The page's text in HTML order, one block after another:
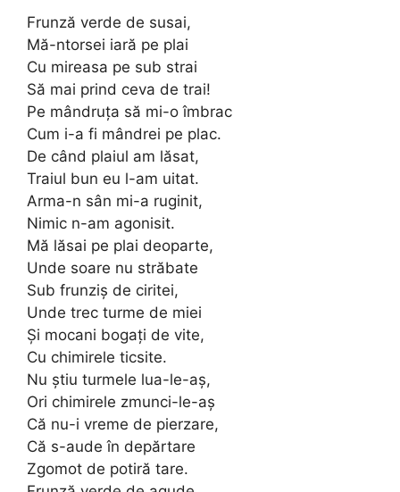
Frunză verde de susai,
Mă-ntorsei iară pe plai
Cu mireasa pe sub strai
Să mai prind ceva de trai!
Pe mândruţa să mi-o îmbrac
Cum i-a fi mândrei pe plac.
De când plaiul am lăsat,
Traiul bun eu l-am uitat.
Arma-n sân mi-a ruginit,
Nimic n-am agonisit.
Mă lăsai pe plai deoparte,
Unde soare nu străbate
Sub frunziş de ciritei,
Unde trec turme de miei
Şi mocani bogaţi de vite,
Cu chimirele ticsite.
Nu ştiu turmele lua-le-aş,
Ori chimirele zmunci-le-aş
Că nu-i vreme de pierzare,
Că s-aude în depărtare
Zgomot de potiră tare.